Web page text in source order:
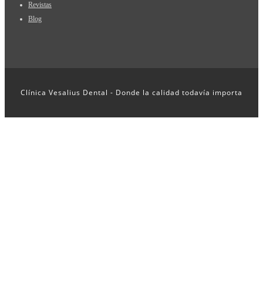
Revistas
Blog
Clínica Vesalius Dental - Donde la calidad todavía importa